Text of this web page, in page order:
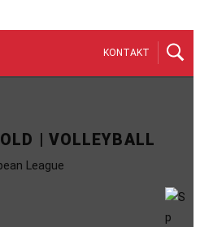
KONTAKT
| VOLLEYBALL
League